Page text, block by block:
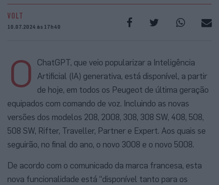
VOLT
10.07.2024 às 17h40
O
ChatGPT, que veio popularizar a Inteligência
Artificial (IA) generativa, está disponível, a partir
de hoje, em todos os Peugeot de última geração
equipados com comando de voz. Incluindo as novas
versões dos modelos 208, 2008, 308, 308 SW, 408, 508,
508 SW, Rifter, Traveller, Partner e Expert. Aos quais se
seguirão, no final do ano, o novo 3008 e o novo 5008.
De acordo com o comunicado da marca francesa, esta
nova funcionalidade está “disponível tanto para os